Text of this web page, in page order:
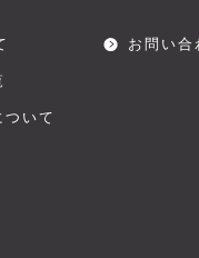
ついて
お問い合